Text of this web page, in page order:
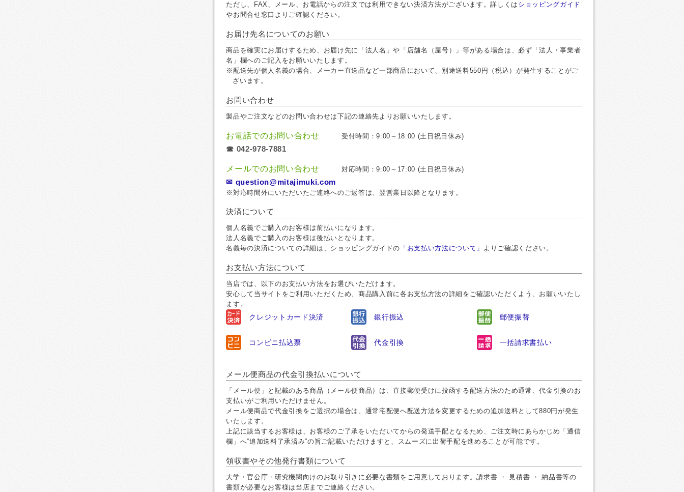
ただし、FAX、メール、お電話からの注文では利用できない決済方法がございます。詳しくは ショッピングガイド
やお問合せ窓口よりご確認ください。
お届け先名についてのお願い
商品を確実にお届けするため、お届け先に「法人名」や「店舗名（屋号）」等がある場合は、必ず「法人・事業者
名」欄へのご記入をお願いいたします。
※配送先が個人名義の場合、メーカー直送品など一部商品において、別途送料550円（税込）が発生することがご
ざいます。
お問い合わせ
製品やご注文などのお問い合わせは下記の連絡先よりお願いいたします。
お電話でのお問い合わせ 受付時間：9:00～18:00 (土日祝日休み)
☎ 042-978-7881
メールでのお問い合わせ 対応時間：9:00～17:00 (土日祝日休み)
✉ question@mitajimuki.com
※対応時間外にいただいたご連絡へのご返答は、翌営業日以降となります。
決済について
個人名義でご購入のお客様は前払いになります。
法人名義でご購入のお客様は後払いとなります。
名義毎の決済についての詳細は、ショッピングガイドの 「お支払い方法について」 よりご確認ください。
お支払い方法について
当店では、以下のお支払い方法をお選びいただけます。
安心して当サイトをご利用いただくため、商品購入前に各お支払方法の詳細をご確認いただくよう、お願いいたし
ます。
クレジットカード決済 銀行振込 郵便振替
コンビニ払込票 代金引換 一括請求書払い
メール便商品の代金引換払いについて
「メール便」と記載のある商品（メール便商品）は、直接郵便受けに投函する配送方法のため通常、代金引換のお
支払いがご利用いただけません。
メール便商品で代金引換をご選択の場合は、通常宅配便へ配送方法を変更するための追加送料として880円が発生
いたします。
上記に該当するお客様は、お客様のご了承をいただいてからの発送手配となるため、ご注文時にあらかじめ「通信
欄」へ”追加送料了承済み”の旨ご記載いただけますと、スムーズに出荷手配を進めることが可能です。
領収書やその他発行書類について
大学・官公庁・研究機関向けのお取り引きに必要な書類をご用意しております。請求書 ・ 見積書 ・ 納品書等の
書類が必要なお客様は当店までご連絡ください。